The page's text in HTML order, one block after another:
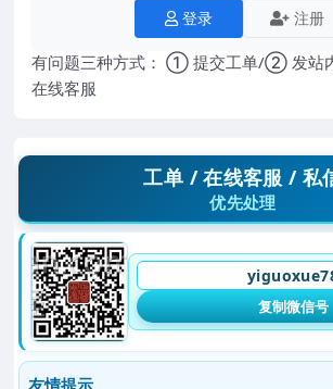
登录 注册
有问题三种方式： ① 提交工单/② 发
在线客服
工单 / 在线客服 / 私
优先处理
复制微信号